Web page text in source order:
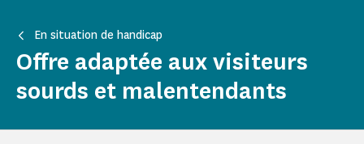
En situation de handicap
Offre adaptée aux visiteurs
sourds et malentendants